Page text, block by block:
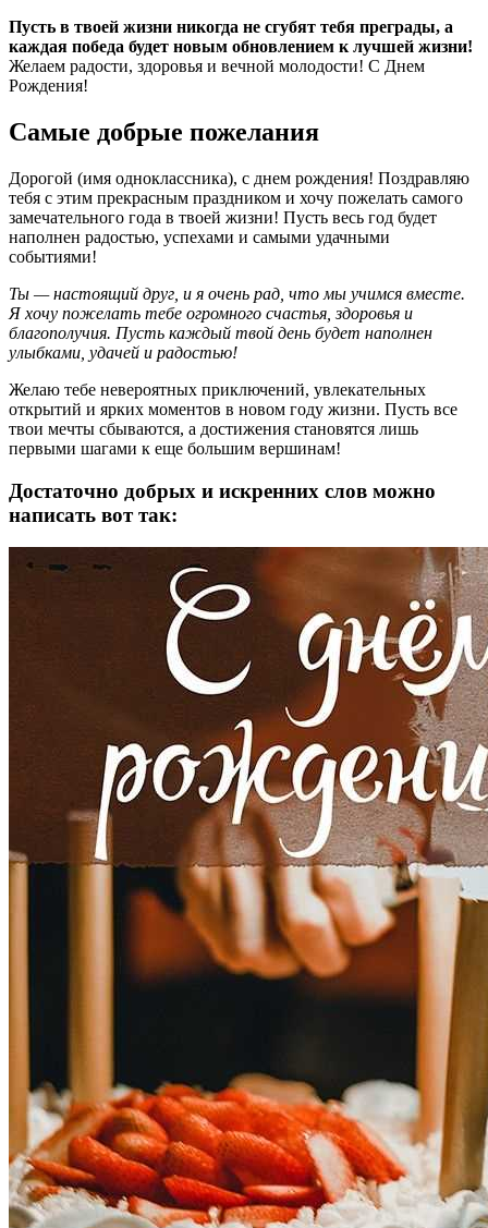
Пусть в твоей жизни никогда не сгубят тебя преграды, а
каждая победа будет новым обновлением к лучшей жизни!
Желаем радости, здоровья и вечной молодости! С Днем
Рождения!
Самые добрые пожелания
Дорогой (имя одноклассника), с днем рождения! Поздравляю
тебя с этим прекрасным праздником и хочу пожелать самого
замечательного года в твоей жизни! Пусть весь год будет
наполнен радостью, успехами и самыми удачными
событиями!
Ты — настоящий друг, и я очень рад, что мы учимся вместе.
Я хочу пожелать тебе огромного счастья, здоровья и
благополучия. Пусть каждый твой день будет наполнен
улыбками, удачей и радостью!
Желаю тебе невероятных приключений, увлекательных
открытий и ярких моментов в новом году жизни. Пусть все
твои мечты сбываются, а достижения становятся лишь
первыми шагами к еще большим вершинам!
Достаточно добрых и искренних слов можно
написать вот так: